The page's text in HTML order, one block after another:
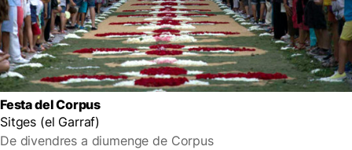
Festa del Corpus
Sitges (el Garraf)
De divendres a diumenge de Corpus